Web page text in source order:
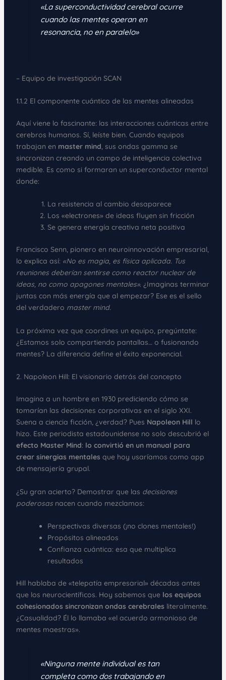
«La superconductividad cerebral ocurre
cuando las mentes operan en
resonancia, no en paralelo»
– Equipo de investigación SCAN
1.1.2 El componente cuántico de las mentes alineadas
Aquí viene lo fascinante: las interacciones cuánticas entre
cerebros humanos. Sí, leíste bien. Cuando equipos
trabajan en master mind, sus ondas gamma se
sincronizan creando un campo de inteligencia colectiva
medible. Es como si formaran un superconductor mental
donde:
La resistencia al cambio desaparece
Los «electrones» de ideas fluyen sin fricción
Se genera energía creativa neta positiva
Francisco Senn, pionero en neuroinnovación empresarial,
lo explica así: «No es magia, es física aplicada. Tus
reuniones deberían sentirse como reactor nuclear de
ideas, no como apagones mentales». ¿Imaginas terminar
juntas con más energía que al empezar? Ese es el sello
del verdadero master mind.
La próxima vez que coordines un equipo, pregúntate:
¿Estamos solo compartiendo pantallas… o fusionando
mentes? La diferencia define el éxito exponencial.
2. Napoleon Hill: El visionario detrás del concepto
Imagina a un hombre en 1930 prediciendo cómo se
tomarían las decisiones corporativas en el siglo XXI.
Suena a ciencia ficción, ¿verdad? Pues Napoleon Hill lo
hizo. Este periodista estadounidense no solo descubrió el
efecto Master Mind: lo convirtió en un manual para
crear sinergias mentales que hoy usaríamos como app
de mensajería grupal.
¿Su gran acierto? Demostrar que las decisiones
poderosasnacen cuando mezclamos:
Perspectivas diversas (¡no clones mentales!)
Propósitos alineados
Confianza cuántica: esa que multiplica
resultados
Hill hablaba de «telepatía empresarial» décadas antes
que los neurocientíficos. Hoy sabemos que los equipos
cohesionados sincronizan ondas cerebrales literalmente.
¿Casualidad? Él lo llamaba «el acuerdo armonioso de
mentes maestras».
«Ninguna mente individual es tan
completa como dos trabajando en